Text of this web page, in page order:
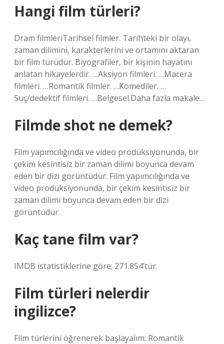
Hangi film türleri?
Dram filmleriTarihsel filmler. Tarihteki bir olayı,
zaman dilimini, karakterlerini ve ortamını aktaran
bir film türüdür. Biyografiler, bir kişinin hayatını
anlatan hikayelerdir. …Aksiyon filmleri. …Macera
filmleri. …Romantik filmler. …Komediler. …
Suç/dedektif filmleri. …Belgesel.Daha fazla makale…
Filmde shot ne demek?
Film yapımcılığında ve video prodüksiyonunda, bir
çekim kesintisiz bir zaman dilimi boyunca devam
eden bir dizi görüntüdür. Film yapımcılığında ve
video prodüksiyonunda, bir çekim kesintisiz bir
zaman dilimi boyunca devam eden bir dizi
görüntüdür.
Kaç tane film var?
IMDB istatistiklerine göre; 271.854’tür.
Film türleri nelerdir
ingilizce?
Film türlerini öğrenerek başlayalım: Romantik